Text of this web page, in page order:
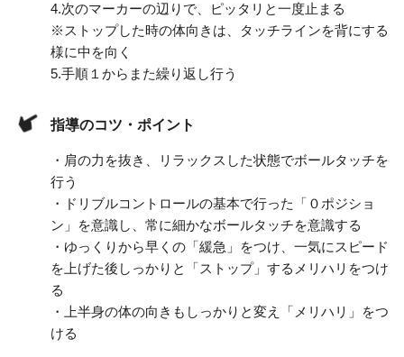
4.次のマーカーの辺りで、ピッタリと一度止まる
※ストップした時の体向きは、タッチラインを背にする
様に中を向く
5.手順１からまた繰り返し行う
指導のコツ・ポイント
・肩の力を抜き、リラックスした状態でボールタッチを
行う
・ドリブルコントロールの基本で行った「０ポジショ
ン」を意識し、常に細かなボールタッチを意識する
・ゆっくりから早くの「緩急」をつけ、一気にスピード
を上げた後しっかりと「ストップ」するメリハリをつけ
る
・上半身の体の向きもしっかりと変え「メリハリ」をつ
ける